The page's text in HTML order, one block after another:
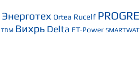
Энерготех Ortea Rucelf
TDM Вихрь Delta ET-Power